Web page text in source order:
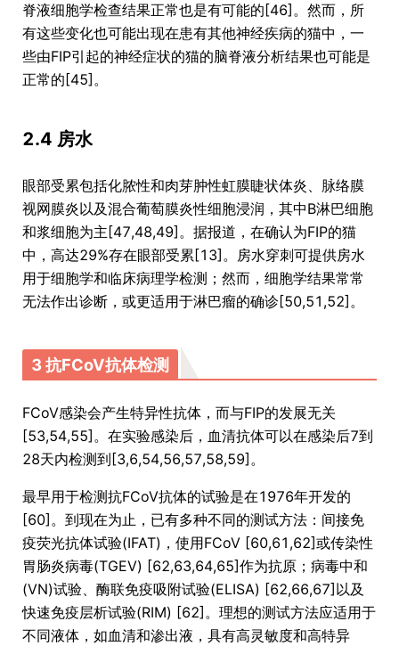
脊液细胞学检查结果正常也是有可能的[46]。然而，所
有这些变化也可能出现在患有其他神经疾病的猫中，一
些由FIP引起的神经症状的猫的脑脊液分析结果也可能是
正常的[45]。
2.4 房水
眼部受累包括化脓性和肉芽肿性虹膜睫状体炎、脉络膜
视网膜炎以及混合葡萄膜炎性细胞浸润，其中B淋巴细胞
和浆细胞为主[47,48,49]。据报道，在确认为FIP的猫
中，高达29%存在眼部受累[13]。房水穿刺可提供房水
用于细胞学和临床病理学检测；然而，细胞学结果常常
无法作出诊断，或更适用于淋巴瘤的确诊[50,51,52]。
3 抗FCoV抗体检测
FCoV感染会产生特异性抗体，而与FIP的发展无关
[53,54,55]。在实验感染后，血清抗体可以在感染后7到
28天内检测到[3,6,54,56,57,58,59]。
最早用于检测抗FCoV抗体的试验是在1976年开发的
[60]。到现在为止，已有多种不同的测试方法：间接免
疫荧光抗体试验(IFAT)，使用FCoV [60,61,62]或传染性
胃肠炎病毒(TGEV) [62,63,64,65]作为抗原；病毒中和
(VN)试验、酶联免疫吸附试验(ELISA) [62,66,67]以及
快速免疫层析试验(RIM) [62]。理想的测试方法应适用于
不同液体，如血清和渗出液，具有高灵敏度和高特异